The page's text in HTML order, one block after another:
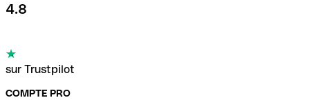
4.8
sur Trustpilot
COMPTE PRO